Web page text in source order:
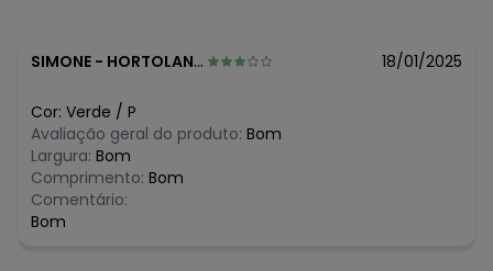
SIMONE - HORTOLANDIA - SP 18/01/2025
Cor: Verde / P
Avaliação geral do produto: Bom
Largura: Bom
Comprimento: Bom
Comentário:
Bom